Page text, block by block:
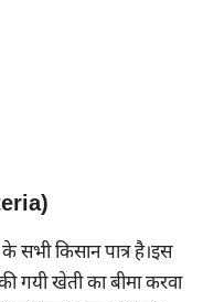
सभी किसान पात्र है।इस
गयी खेती का बीमा करवा